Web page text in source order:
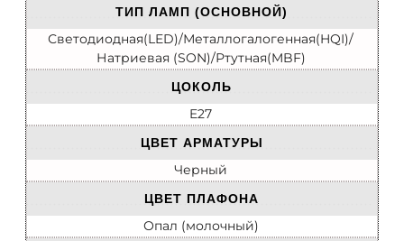
ТИП ЛАМП (ОСНОВНОЙ)
Светодиодная(LED)/Металлогалогенная(HQI)/
Натриевая (SON)/Ртутная(MBF)
ЦОКОЛЬ
E27
ЦВЕТ АРМАТУРЫ
Черный
ЦВЕТ ПЛАФОНА
Опал (молочный)